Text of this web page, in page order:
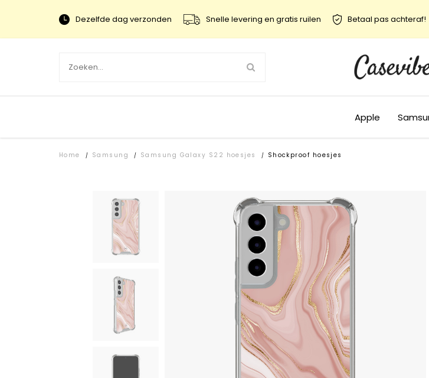
Dezelfde dag verzonden Snelle levering en gratis ruilen Betaal pas achteraf!
Apple
Home / Samsung / Samsung Galaxy S22 hoesjes / Shockproof hoesjes